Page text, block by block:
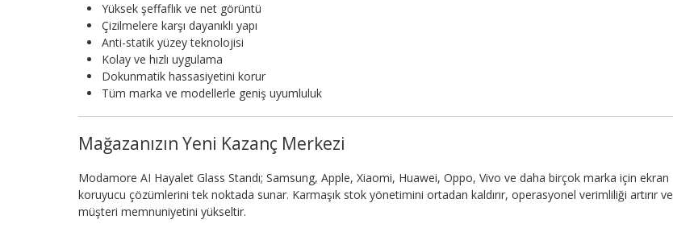
Yüksek şeffaflık ve net görüntü
Çizilmelere karşı dayanıklı yapı
Anti-statik yüzey teknolojisi
Kolay ve hızlı uygulama
Dokunmatik hassasiyetini korur
Tüm marka ve modellerle geniş uyumluluk
Mağazanızın Yeni Kazanç Merkezi
Modamore AI Hayalet Glass Standı; Samsung, Apple, Xiaomi, Huawei, Oppo, Vivo ve daha birçok marka için ekran
koruyucu çözümlerini tek noktada sunar. Karmaşık stok yönetimini ortadan kaldırır, operasyonel verimliliği artırır ve
müşteri memnuniyetini yükseltir.